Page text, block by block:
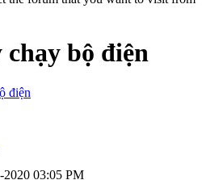
bộ điện
điện
2020 03:05 PM